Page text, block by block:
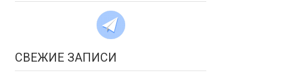
СВЕЖИЕ ЗАПИСИ